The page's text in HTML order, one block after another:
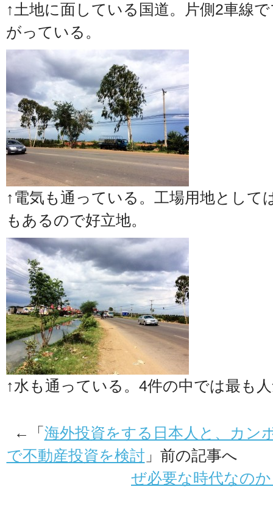
↑土地に面している国道。片側2車線
がっている。
↑電気も通っている。工場用地として
もあるので好立地。
↑水も通っている。4件の中では最も
←「 海外投資をする日本人と、カン
で不動産投資を検討」前の記事へ
ぜ必要な時代なの